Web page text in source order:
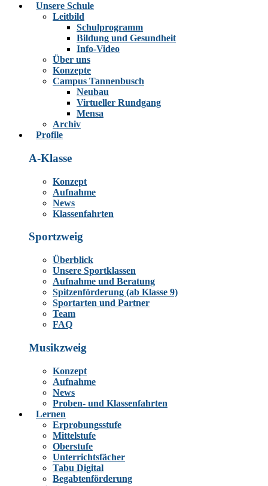
Unsere Schule
Leitbild
Schulprogramm
Bildung und Gesundheit
Info-Video
Über uns
Konzepte
Campus Tannenbusch
Neubau
Virtueller Rundgang
Mensa
Archiv
Profile
A-Klasse
Konzept
Aufnahme
News
Klassenfahrten
Sportzweig
Überblick
Unsere Sportklassen
Aufnahme und Beratung
Spitzenförderung (ab Klasse 9)
Sportarten und Partner
Team
FAQ
Musikzweig
Konzept
Aufnahme
News
Proben- und Klassenfahrten
Lernen
Erprobungsstufe
Mittelstufe
Oberstufe
Unterrichtsfächer
Tabu Digital
Begabtenförderung